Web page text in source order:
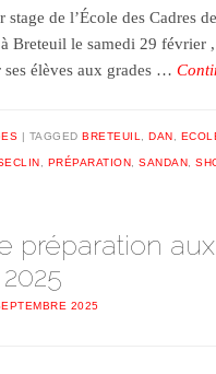
stage de l’École des Cadres
Breteuil le samedi 29
ses élèves aux grades …
TAGGED BRETEUIL, DAN ,
, PRÉPARATION,SANDAN,
préparation aux
2025